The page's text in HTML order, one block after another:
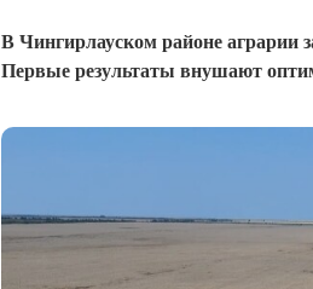
В Чингирлауском районе аграрии
Первые результаты внушают